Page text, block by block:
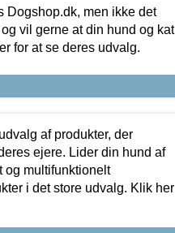
Dogshop.dk, men ikke det
vil gerne at din hund og kat
for at se deres udvalg.
af produkter, der
ejere. Lider din hund af
og multifunktionelt
i det store udvalg. Klik her